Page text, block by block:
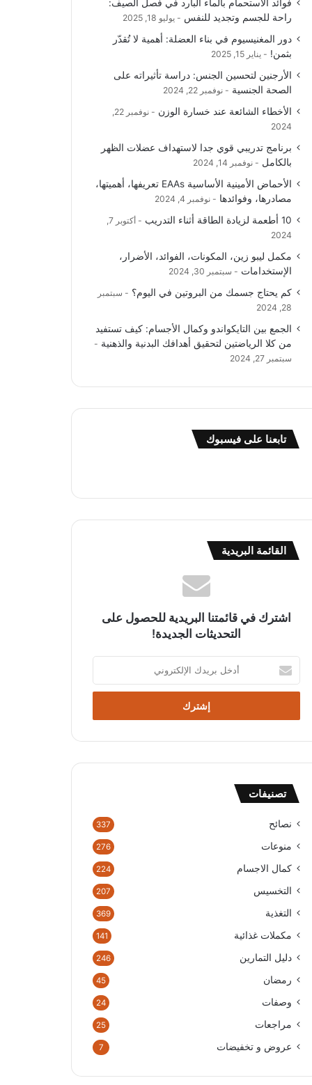
فوائد الاستحمام بالماء البارد في فصل الصيف:
راحة للجسم وتجديد للنفس
يوليو 18, 2025
دور المغنيسيوم في بناء العضلة: أهمية لا تُقدّر
بثمن!
يناير 15, 2025
الأرجنين لتحسين الجنس: دراسة تأثيراته على
الصحة الجنسية
نوفمبر 22, 2024
الأخطاء الشائعة عند خسارة الوزن
نوفمبر 22,
2024
برنامج تدريبي قوي جدا لاستهداف عضلات الظهر
بالكامل
نوفمبر 14, 2024
الأحماض الأمينية الأساسية EAAs تعريفها، أهميتها،
مصادرها، وفوائدها
نوفمبر 4, 2024
10 أطعمة لزيادة الطاقة أثناء التدريب
أكتوبر 7,
2024
مكمل ليبو زين، المكونات، الفوائد، الأضرار،
الإستخدامات
سبتمبر 30, 2024
كم يحتاج جسمك من البروتين في اليوم؟
سبتمبر
28, 2024
الجمع بين التايكواندو وكمال الأجسام: كيف تستفيد
من كلا الرياضتين لتحقيق أهدافك البدنية والذهنية
سبتمبر 27, 2024
تابعنا على فيسبوك
القائمة البريدية
اشترك في قائمتنا البريدية للحصول على
التحديثات الجديدة!
بريدك
الإلكتروني
تصنيفات
نصائح 337
منوعات 276
كمال الاجسام 224
التخسيس 207
التغذية 369
مكملات غذائية 141
دليل التمارين 246
رمضان 45
وصفات 24
مراجعات 25
عروض و تخفيضات 7